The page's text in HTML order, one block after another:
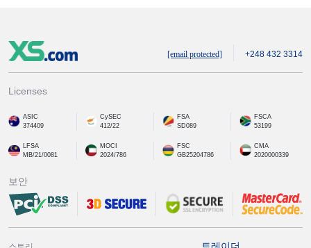
[email protected] +248 432 3314
Licenses
ASIC
374409
CySEC
412/22
FSA
SD089
FSCA
53199
LFSA
MB/21/0081
MOCI
2024/786
FSC
GB25204786
CMA
2020000339
보안